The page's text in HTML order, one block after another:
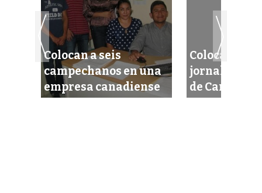
Colocan a seis
campechanos en una
empresa canadiense
Colocan a 353
jornaleros
de Canadá